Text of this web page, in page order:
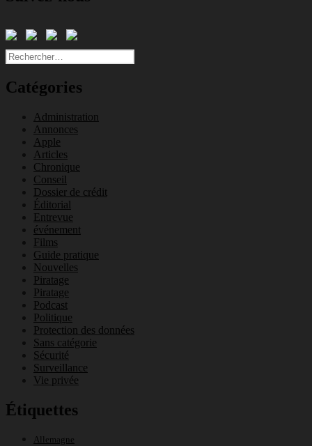
Rechercher :
Catégories
Administration
Annonces
Apple
Articles
Chronique
Conseil
Dossier de crédit
Éditorial
Entrevue
événement
Films
Guide pratique
Nouvelles
Piratage
Piratage
Podcast
Politique
Protection des données
Sans catégorie
Sécurité
Surveillance
Vie privée
Étiquettes
Allemagne